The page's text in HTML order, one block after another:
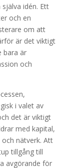
idén. Ett
och en
om att
är det viktigt
bara är
och
i valet av
det är viktigt
med kapital,
nätverk. Att
tillgång till
avgörande för